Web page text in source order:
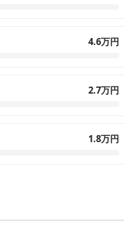
4.6万円
2.7万円
1.8万円